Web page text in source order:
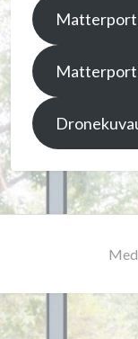
Matterport
Matterport